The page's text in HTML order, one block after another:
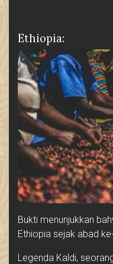
Ethiopia:
Bukti menunjukkan
Ethiopia sejak abad
Legenda Kaldi,